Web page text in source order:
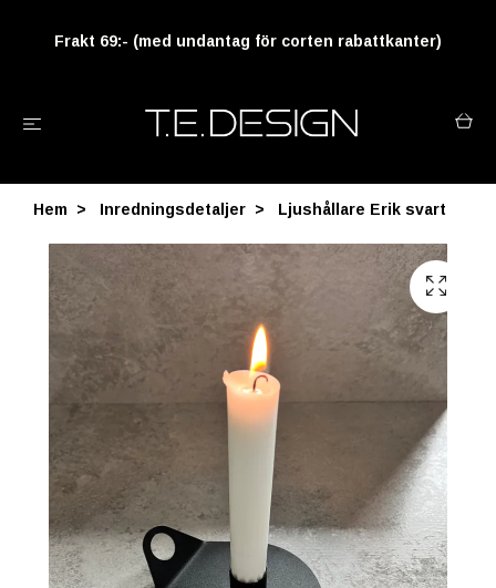
Frakt 69:- (med undantag för corten rabattkanter)
Hem Inredningsdetaljer Ljushållare Erik svart